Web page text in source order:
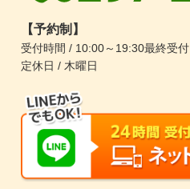
【予約制】
受付時間 / 10:00～19:30最終受付
定休日 / 木曜日